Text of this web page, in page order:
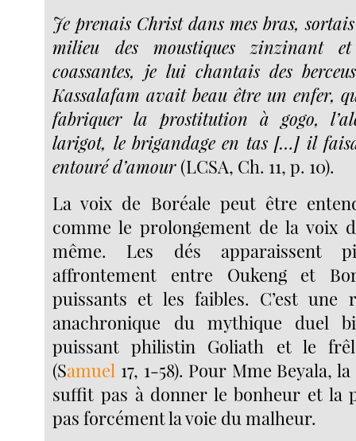
Je prenais Christ dans mes bras,
milieu des moustiques zinzinant
coassantes, je lui chantais des
Kassalafam avait beau être un enfer,
fabriquer la prostitution à gogo,
larigot, le brigandage en tas […] il
entouré d’amour (LCSA, Ch. 11, p. 10).
La voix de Boréale peut être
comme le prolongement de la voix
même. Les dés apparaissent
affrontement entre Oukeng et
puissants et les faibles. C’est une
anachronique du mythique duel
puissant philistin Goliath et le
(Samuel 17, 1-58). Pour Mme Beyala,
suffit pas à donner le bonheur et la
pas forcément la voie du malheur.